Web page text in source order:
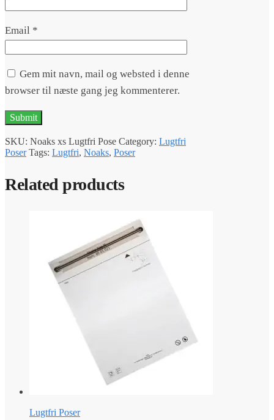
Email *
Gem mit navn, mail og websted i denne
browser til næste gang jeg kommenterer.
SKU: Noaks xs Lugtfri Pose Category: Lugtfri
Poser Tags: Lugtfri, Noaks, Poser
Related products
Lugtfri Poser